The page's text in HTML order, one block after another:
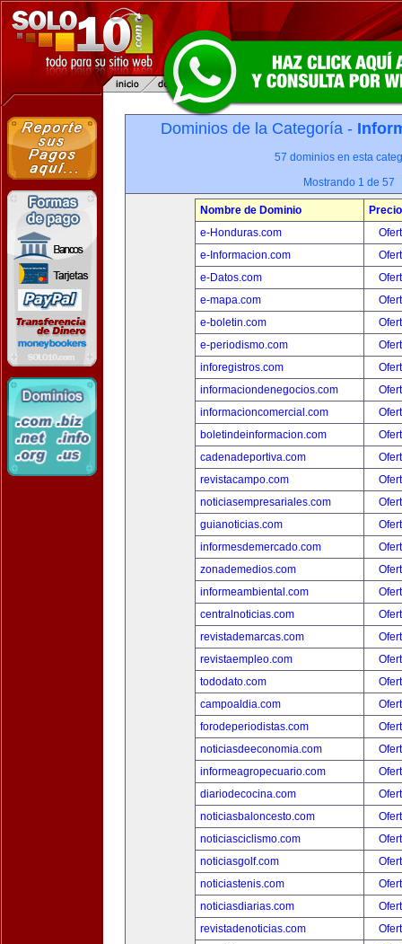
Dominios de la Categoría -
57 dominios en esta
Mostrando 1 de 57
Nombre de Dominio
Precio
e-Honduras.com
e-Informacion.com
e-Datos.com
e-mapa.com
e-boletin.com
e-periodismo.com
inforegistros.com
informaciondenegocios.com
informacioncomercial.com
boletindeinformacion.com
cadenadeportiva.com
revistacampo.com
noticiasempresariales.com
guianoticias.com
informesdemercado.com
zonademedios.com
informeambiental.com
centralnoticias.com
revistademarcas.com
revistaempleo.com
tododato.com
campoaldia.com
forodeperiodistas.com
noticiasdeeconomia.com
informeagropecuario.com
diariodecocina.com
noticiasbaloncesto.com
noticiasciclismo.com
noticiasgolf.com
noticiastenis.com
noticiasdiarias.com
revistadenoticias.com